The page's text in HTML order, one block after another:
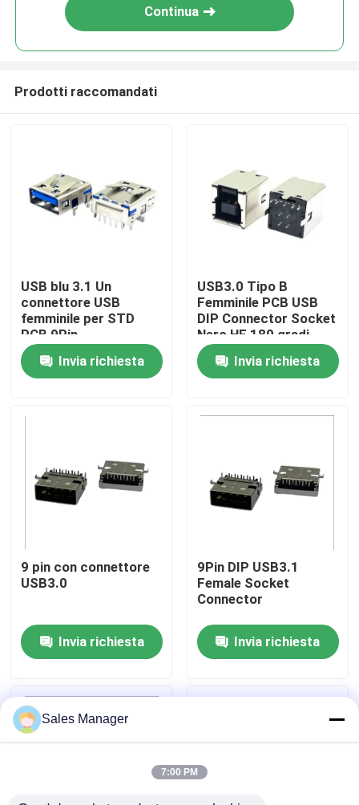
Casa
Prodotti
Connettori USB di tipo C
Connettore presa DP
Presa micro HDMI
Continua
Prodotti raccomandati
USB blu 3.1 Un
connettore USB
femminile per STD
PCB 9Pin
Invia richiesta
USB3.0 Tipo B
Femminile PCB USB
DIP Connector Socket
Nero HF 180 gradi
Forma T
Invia richiesta
9 pin con connettore
USB3.0
Invia richiesta
9Pin DIP USB3.1
Female Socket
Connector
Invia richiesta
Sales Manager
7:00 PM